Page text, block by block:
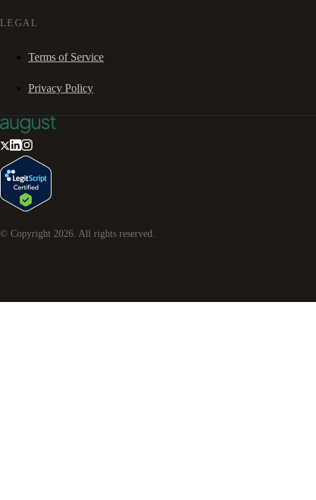
LEGAL
Terms of Service
Privacy Policy
© Copyright 2026 . All rights reserved.